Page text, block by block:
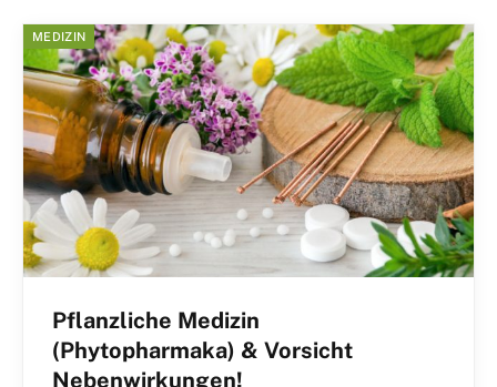
MEDIZIN
Pflanzliche Medizin
(Phytopharmaka) & Vorsicht
Nebenwirkungen!